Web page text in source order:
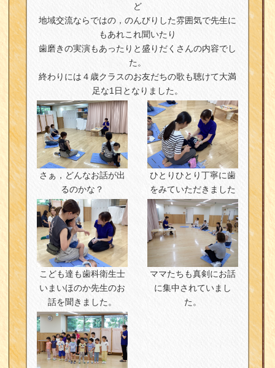
ど
地域交流ならではの，のんびりした雰囲気で先生に
もあれこれ聞いたり
歯磨きの実演もあったりと盛りだくさんの内容でし
た。
終わりには４歳クラスのお友だちの歌も聴けて大満
足な1日となりました。
さぁ，どんなお話が出
るのかな？
ひとりひとり丁寧に歯
をみていただきました
こども達も歯科衛生士
いまいほのか先生のお
話を聞きました。
ママたちも真剣にお話
に集中されていまし
た。